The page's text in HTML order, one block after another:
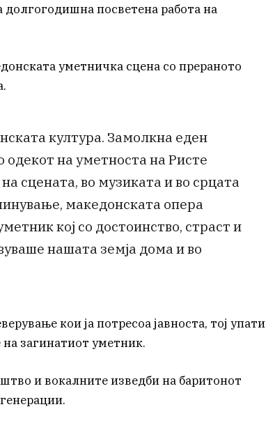
долгогодишна посветена работа на
уметничка сцена со прераното
култура. Замолкна еден
одекот на уметноста на Ристе
сцената, во музиката и во срцата
македонската опера
кој со достоинство, страст и
нашата земја дома и во
кои ја потресоа јавноста, тој упати
загинатиот уметник.
и вокалните изведби на баритонот